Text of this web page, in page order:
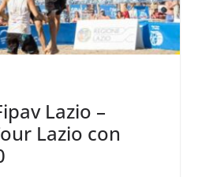
Lazio –
Lazio con